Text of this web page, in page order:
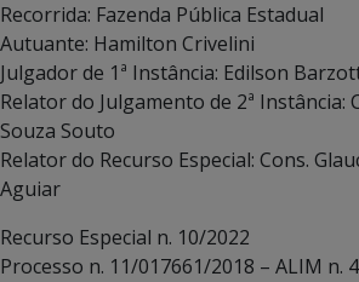
Recorrida: Fazenda Pública Estadual
Autuante: Hamilton Crivelini
Julgador de 1ª Instância: Edilson
Relator do Julgamento de 2ª Instância:
Souza Souto
Relator do Recurso Especial: Cons.
Aguiar
Recurso Especial n. 10/2022
Processo n. 11/017661/2018 – ALIM n.